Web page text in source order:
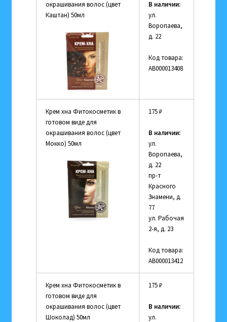
окрашивания волос (цвет
Каштан) 50мл
В наличии:
ул.
Воропаева,
д. 22
Код товара:
АВ000013408
Крем хна Фитокосметик в
готовом виде для
окрашивания волос (цвет
Мокко) 50мл
175₽
В наличии:
ул.
Воропаева,
д. 22
пр-т
Красного
Знамени, д.
77
ул. Рабочая
2-я, д. 23
Код товара:
АВ000013412
Крем хна Фитокосметик в
готовом виде для
окрашивания волос (цвет
Шоколад) 50мл
175₽
В наличии:
ул.